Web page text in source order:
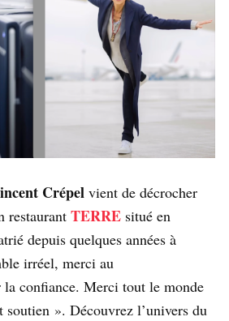
Crépel vient de décrocher
restaurant TERRE situé en
depuis quelques années à
irréel, merci au
la confiance. Merci tout le monde
soutien ». Découvrez l’univers du